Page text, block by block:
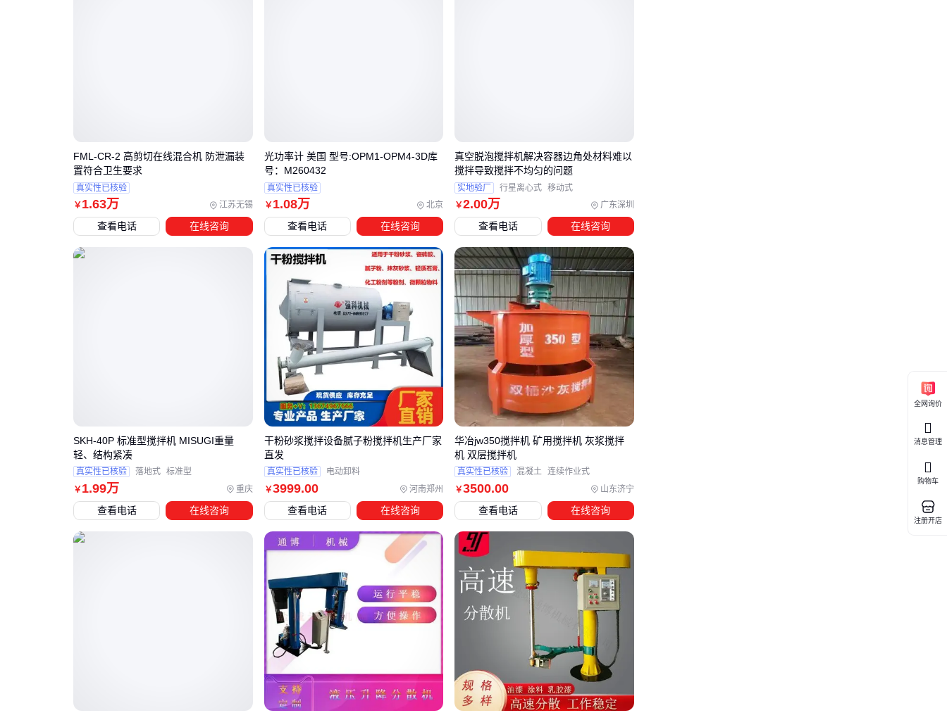
三、不同物料特性如何匹配搅拌设备？
当处理高粘度物料时，普通搅拌机容易因扭矩不足导致电机过
热或搅拌不均匀。此时需要关注设备的功率冗余设计和桨叶结
构——三轴搅拌机通过分散与搅拌的协同作用，能有效解决胶
黏剂等高粘度物料的混合难题。
对于需要纳米级分散的工艺（如化妆品乳化），传统搅拌产生
的剪切力往往不够。这类场景更适合采用高剪切均质技术，其
转子定子结构能产生更强的微观湍流，确保粒径分布更均匀。
粉尘敏感环境则需要优先考虑密闭性：
真空搅拌机
通过负压环境避免粉尘逸散
带密封轴套的设计能防止物料进入机械结构
配套真空上料系统可减少人工投料环节
实验室场景的特殊性常被忽视：小批量处理需要更精确的转速
控制和更灵活的容器适配，这时台式均质器比工业设备更合
适。其拍打式无菌袋设计还能避免样本交叉污染。
选型时建议先明确物料特性对设备的关键要求，再考虑产能匹
配——盲目追求处理量可能导致混合效果不达标，这才是多数
采购决策的隐性陷阱。
四、为什么买完主机才发现传动系统不匹配？
采购搅拌机主机只是第一步，传动系统的匹配度往往被低估。
不同功率电机对皮带型号的拉力要求差异明显，强行混用会导
致传动效率下降或提前磨损。 工业级搅拌机通常需要配套耐高
温的
，而食品加工场景则更关注防静电和易清洁
特性。
桨叶与电机的协同设计同样关键：高粘度物料需要涡轮式搅拌
￥ 1.63万 江苏无锡
FML-CR-2 高剪切在线混合机 防泄漏装
置符合卫生要求
真实性已核验
查看电话 在线咨询
￥ 1.08万 北京
光功率计 美国 型号:OPM1-OPM4-3D库
号：M260432
真实性已核验
查看电话 在线咨询
￥2.00万 广东深圳
真空脱泡搅拌机解决容器边角处材料难以
搅拌导致搅拌不均匀的问题
实地验厂 行星离心式 移动式
查看电话 在线咨询
￥ 1.99万 重庆
SKH-40P 标准型搅拌机 MISUGI重量
轻、结构紧凑
真实性已核验 落地式 标准型
查看电话 在线咨询
￥3999.00 河南郑州
干粉砂浆搅拌设备腻子粉搅拌机生产厂家
直发
真实性已核验 电动卸料
查看电话 在线咨询
￥3500.00 山东济宁
华冶jw350搅拌机 矿用搅拌机 灰浆搅拌
机 双层搅拌机
真实性已核验 混凝土 连续作业式
查看电话 在线咨询
全网询价
消息管理
购物车
注册开店